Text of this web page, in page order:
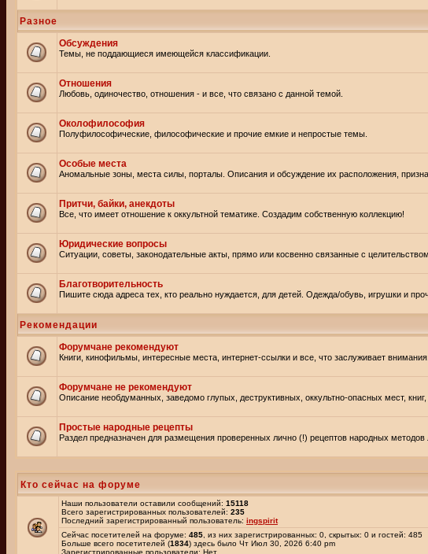
Разное
Обсуждения
Темы, не поддающиеся имеющейся классификации.
Отношения
Любовь, одиночество, отношения - и все, что связано с данной темой.
Околофилософия
Полуфилософические, философические и прочие емкие и непростые темы.
Особые места
Аномальные зоны, места силы, порталы. Описания и обсуждение их расположения,
Притчи, байки, анекдоты
Все, что имеет отношение к оккультной тематике. Создадим собственную коллекцию!
Юридические вопросы
Ситуации, советы, законодательные акты, прямо или косвенно связанные с
Благотворительность
Пишите сюда адреса тех, кто реально нуждается, для детей. Одежда/обувь, игрушки и
Рекомендации
Форумчане рекомендуют
Книги, кинофильмы, интересные места, интернет-ссылки и все, что заслуживает внимания.
Форумчане не рекомендуют
Описание необдуманных, заведомо глупых, деструктивных, оккультно-опасных мест,
Простые народные рецепты
Раздел предназначен для размещения проверенных лично (!) рецептов народных методов
Кто сейчас на форуме
Наши пользователи оставили сообщений: 15118
Всего зарегистрированных пользователей: 235
Последний зарегистрированный пользователь: ingspirit
Сейчас посетителей на форуме: 485 , из них зарегистрированных: 0, скрытых: 0 и гостей:
Больше всего посетителей (1834) здесь было Чт Июл 30, 2026 6:40 pm
Зарегистрированные пользователи: Нет